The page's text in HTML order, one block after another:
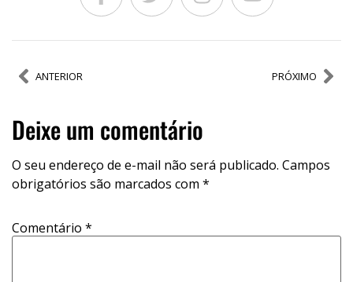
ANTERIOR PRÓXIMO
Deixe um comentário
O seu endereço de e-mail não será publicado. Campos
obrigatórios são marcados com *
Comentário *